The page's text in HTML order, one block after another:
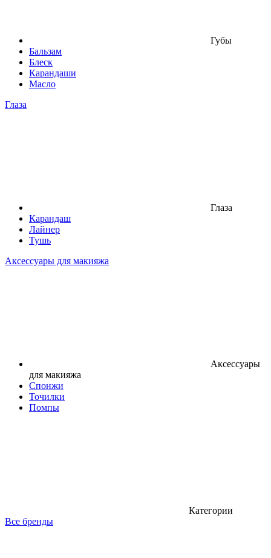
Губы
Бальзам
Блеск
Карандаши
Масло
Глаза
Глаза
Карандаш
Лайнер
Тушь
Аксессуары для макияжа
Аксессуары
для макияжа
Спонжи
Точилки
Помпы
Категории
Все бренды